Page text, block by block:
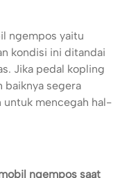
ngempos yaitu
kondisi ini ditandai
Jika pedal kopling
baiknya segera
untuk mencegah hal-
ngempos saat